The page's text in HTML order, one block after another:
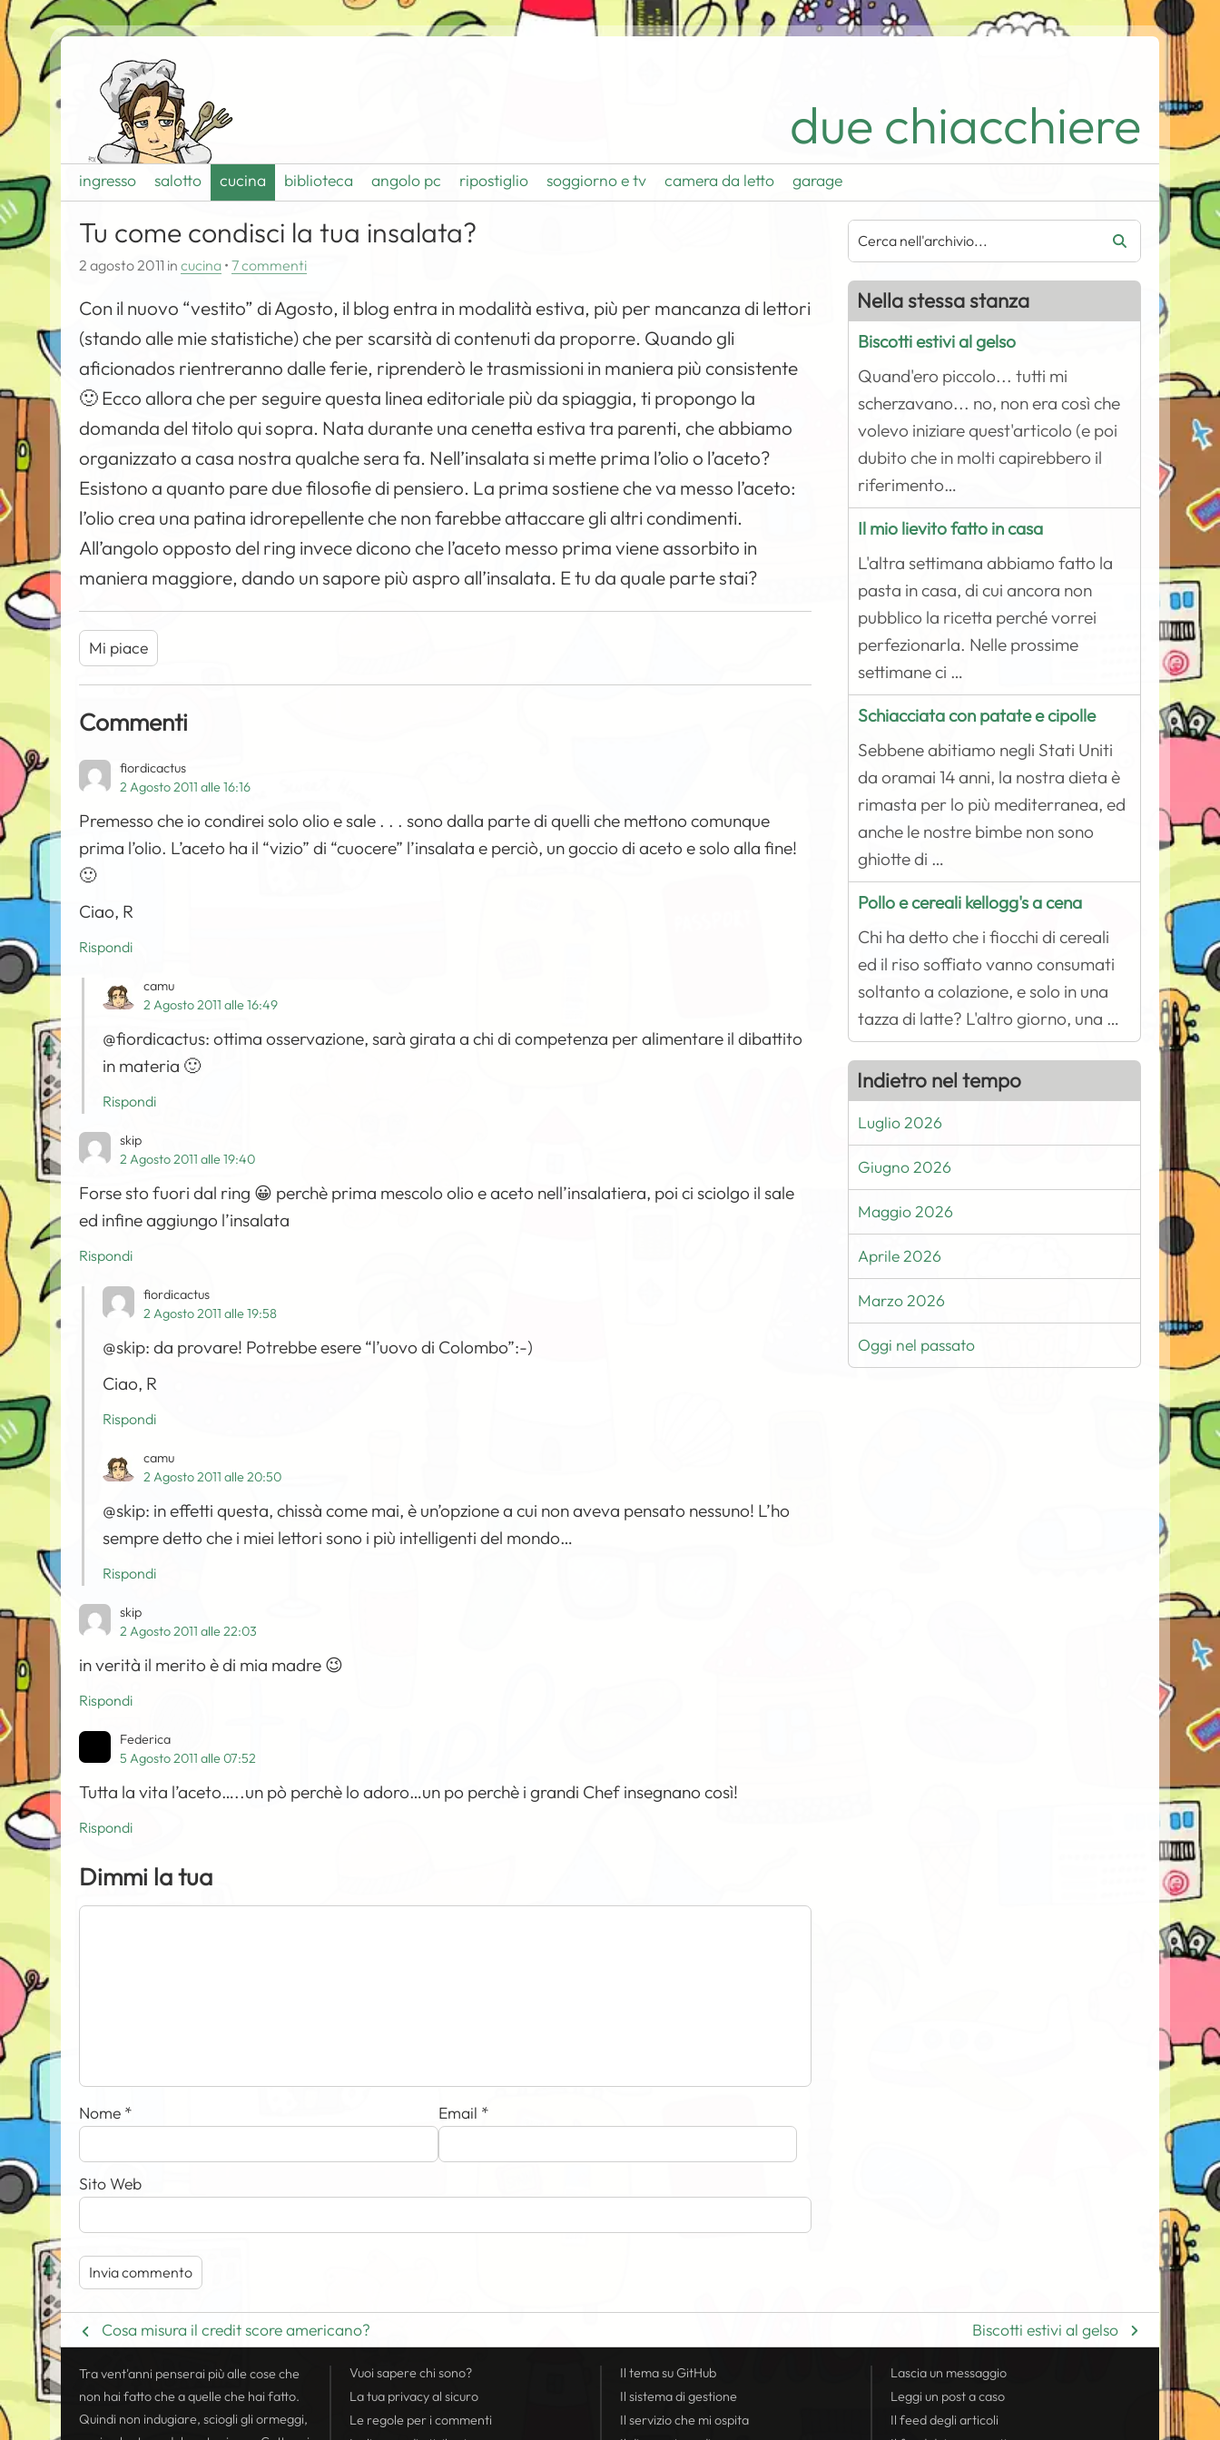
due chiacchiere
ingresso salotto cucina biblioteca angolo pc ripostiglio soggiorno e tv camera da letto garage
Tu come condisci la tua insalata?
2 agosto 2011 incucina • 7 commenti
Con il nuovo “vestito” di Agosto, il blog entra in modalità estiva, più per mancanza di lettori
(stando alle mie statistiche) che per scarsità di contenuti da proporre. Quando gli
aficionados rientreranno dalle ferie, riprenderò le trasmissioni in maniera più consistente
🙂 Ecco allora che per seguire questa linea editoriale più da spiaggia, ti propongo la
domanda del titolo qui sopra. Nata durante una cenetta estiva tra parenti, che abbiamo
organizzato a casa nostra qualche sera fa. Nell’insalata si mette prima l’olio o l’aceto?
Esistono a quanto pare due filosofie di pensiero. La prima sostiene che va messo l’aceto:
l’olio crea una patina idrorepellente che non farebbe attaccare gli altri condimenti.
All’angolo opposto del ring invece dicono che l’aceto messo prima viene assorbito in
maniera maggiore, dando un sapore più aspro all’insalata. E tu da quale parte stai?
Mi piace
Commenti
fiordicactus
2 Agosto 2011 alle 16:16
Premesso che io condirei solo olio e sale . . . sono dalla parte di quelli che mettono comunque
prima l’olio. L’aceto ha il “vizio” di “cuocere” l’insalata e perciò, un goccio di aceto e solo alla fine!
🙂
Ciao, R
Rispondi
camu
2 Agosto 2011 alle 16:49
@fiordicactus: ottima osservazione, sarà girata a chi di competenza per alimentare il dibattito
in materia 🙂
Rispondi
skip
2 Agosto 2011 alle 19:40
Forse sto fuori dal ring 😀 perchè prima mescolo olio e aceto nell’insalatiera, poi ci sciolgo il sale
ed infine aggiungo l’insalata
Rispondi
fiordicactus
2 Agosto 2011 alle 19:58
@skip: da provare! Potrebbe esere “l’uovo di Colombo”:-)
Ciao, R
Rispondi
camu
2 Agosto 2011 alle 20:50
@skip: in effetti questa, chissà come mai, è un’opzione a cui non aveva pensato nessuno! L’ho
sempre detto che i miei lettori sono i più intelligenti del mondo…
Rispondi
skip
2 Agosto 2011 alle 22:03
in verità il merito è di mia madre 😉
Rispondi
Federica
5 Agosto 2011 alle 07:52
Tutta la vita l’aceto…..un pò perchè lo adoro…un po perchè i grandi Chef insegnano così!
Rispondi
Dimmi la tua
Nome * Email *
Sito Web
Nella stessa stanza
Biscotti estivi al gelso
Quand'ero piccolo... tutti mi
scherzavano... no, non era così che
volevo iniziare quest'articolo (e poi
dubito che in molti capirebbero il
riferimento…
Il mio lievito fatto in casa
L'altra settimana abbiamo fatto la
pasta in casa, di cui ancora non
pubblico la ricetta perché vorrei
perfezionarla. Nelle prossime
settimane ci …
Schiacciata con patate e cipolle
Sebbene abitiamo negli Stati Uniti
da oramai 14 anni, la nostra dieta è
rimasta per lo più mediterranea, ed
anche le nostre bimbe non sono
ghiotte di …
Pollo e cereali kellogg's a cena
Chi ha detto che i fiocchi di cereali
ed il riso soffiato vanno consumati
soltanto a colazione, e solo in una
tazza di latte? L'altro giorno, una …
Indietro nel tempo
Luglio 2026
Giugno 2026
Maggio 2026
Aprile 2026
Marzo 2026
Oggi nel passato
Cosa misura il credit score americano? Biscotti estivi al gelso
Tra vent'anni penserai più alle cose che
non hai fatto che a quelle che hai fatto.
Quindi non indugiare, sciogli gli ormeggi,
Vuoi sapere chi sono?
La tua privacyal sicuro
Le regole per i commenti
Il tema su GitHub
Il sistema di gestione
Il servizio che mi ospita
Lascia un messaggio
Leggi un post a caso
Il feeddegli articoli